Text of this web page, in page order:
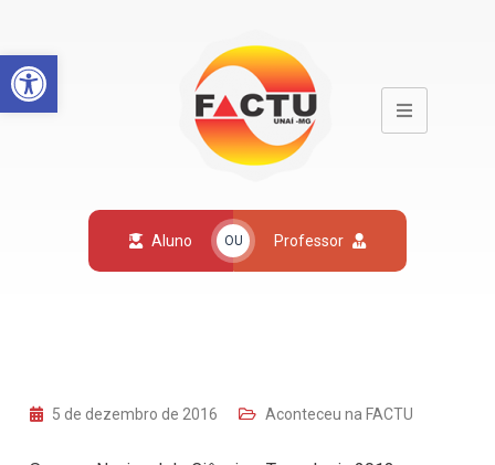
Open toolbar
Aluno OU Professor
5 de dezembro de 2016 Aconteceu na FACTU